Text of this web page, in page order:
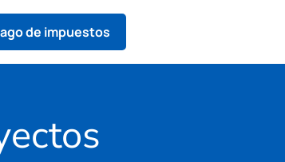
de impuestos